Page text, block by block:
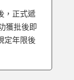
，正式遞
獲批後即
定年限後